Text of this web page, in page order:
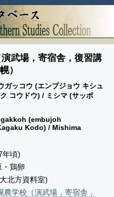
武場，寄宿舎，復習講
）
ガッコウ (エンブジョウ キシュ
コウドウ) / ミシマ (サッポ
(embujoh
Kodo) / Mishima
年頃)
鶏卵
北方資料室)
農学校（演武場，寄宿舎，